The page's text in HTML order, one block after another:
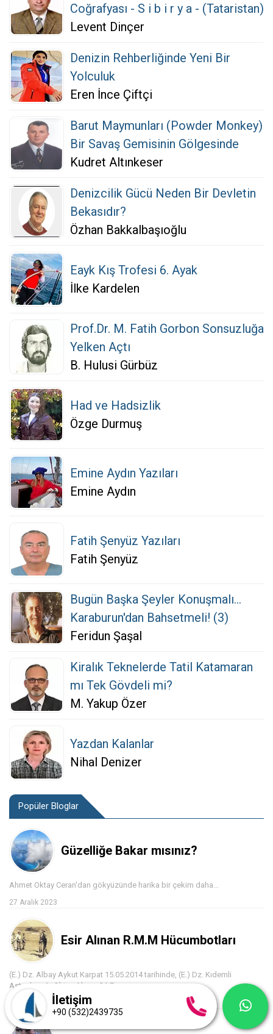
Coğrafyası - S i b i r y a - (Tataristan)
Levent Dinçer
Denizin Rehberliğinde Yeni Bir
Yolculuk
Eren İnce Çiftçi
Barut Maymunları (Powder Monkey)
Bir Savaş Gemisinin Gölgesinde
Kudret Altınkeser
Denizcilik Gücü Neden Bir Devletin
Bekasıdır?
Özhan Bakkalbaşıoğlu
Eayk Kış Trofesi 6. Ayak
İlke Kardelen
Prof.Dr. M. Fatih Gorbon Sonsuzluğa
Yelken Açtı
B. Hulusi Gürbüz
Had ve Hadsizlik
Özge Durmuş
Emine Aydın Yazıları
Emine Aydın
Fatih Şenyüz Yazıları
Fatih Şenyüz
Bugün Başka Şeyler Konuşmalı...
Karaburun'dan Bahsetmeli! (3)
Feridun Şaşal
Kiralık Teknelerde Tatil Katamaran
mı Tek Gövdeli mi?
M. Yakup Özer
Yazdan Kalanlar
Nihal Denizer
Popüler Bloglar
Güzelliğe Bakar mısınız?
Ahmet Oktay Ceran'dan gökyüzünde harika bir çekim daha...
27 Aralık 2023
Esir Alınan R.M.M Hücumbotları
(E.) Dz. Albay Aykut Karpat 15.05.2014 tarihinde, (E.) Dz. Kıdemli
Astsubay A. Oktay Akçay 26 Ey...
26 Temmuz 2022İletişim
+90 (532)2439735